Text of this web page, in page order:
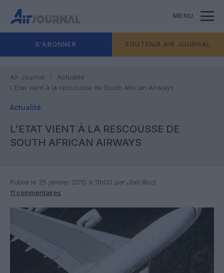
MENU
S'ABONNER SOUTENIR AIR JOURNAL
Air Journal
Actualité
L’Etat vient à la rescousse de South African Airways
Actualité
L’ETAT VIENT À LA RESCOUSSE DE
SOUTH AFRICAN AIRWAYS
Publié le 25 janvier 2015 à 11h00 par Joël Ricci
11 commentaires